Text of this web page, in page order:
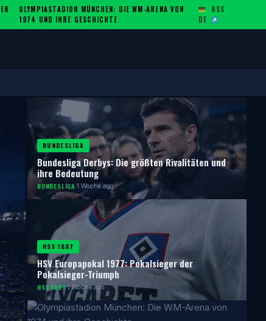
·
OLYMPIASTADION MÜNCHEN: DIE WM-ARENA VON
1974 UND IHRE GESCHICHTE
DE
RSS
BUNDESLIGA
Bundesliga Derbys: Die größten Rivalitäten und
ihre Bedeutung
BUNDESLIGA·1 Woche ago
HSV 1887
HSV Europapokal 1977: Pokalsieger der
Pokalsieger-Triumph
HSV 1887·1 Woche ago